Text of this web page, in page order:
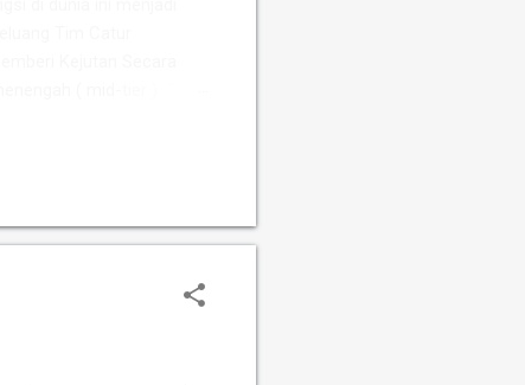
itu, Tim Putri
Ummi Fisabilillah, dan